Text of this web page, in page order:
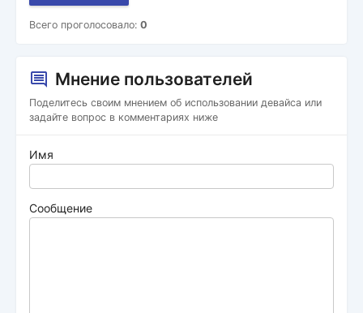
Всего проголосовало: 0
Мнение пользователей
Поделитесь своим мнением об использовании девайса или
задайте вопрос в комментариях ниже
Имя
Сообщение